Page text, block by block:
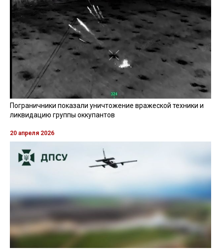
Пограничники показали уничтожение вражеской техники и
ликвидацию группы оккупантов
20 апреля 2026